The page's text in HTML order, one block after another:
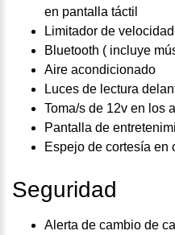
en pantalla táctil
Limitador de velocidad
Bluetooth ( incluye
Aire acondicionado
Luces de lectura
Toma/s de 12v en los
Pantalla de
Espejo de cortesía en
Seguridad
Alerta de cambio de